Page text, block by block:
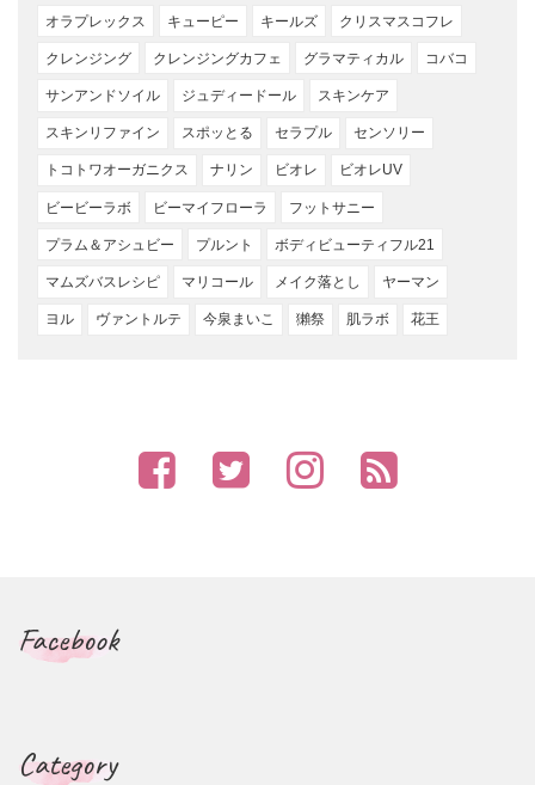
オラプレックス キューピー キールズ クリスマスコフレ
クレンジング クレンジングカフェ グラマティカル コバコ
サンアンドソイル ジュディードール スキンケア
スキンリファイン スポッとる セラプル センソリー
トコトワオーガニクス ナリン ビオレ ビオレUV
ビービーラボ ビーマイフローラ フットサニー
プラム＆アシュビー プルント ボディビューティフル21
マムズバスレシピ マリコール メイク落とし ヤーマン
ヨル ヴァントルテ 今泉まいこ 獺祭 肌ラボ 花王
Facebook
Category